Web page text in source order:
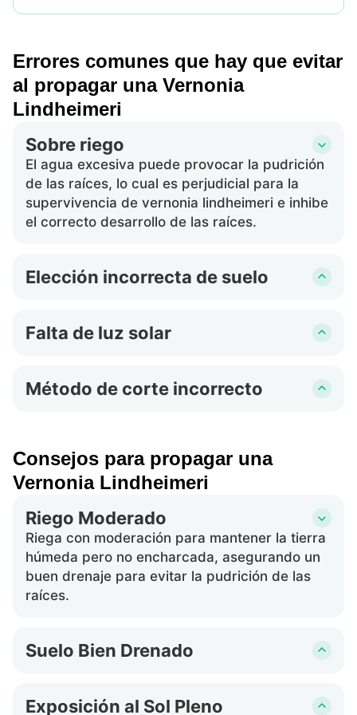
Errores comunes que hay que evitar
al propagar una Vernonia
Lindheimeri
Sobre riego
El agua excesiva puede provocar la pudrición
de las raíces, lo cual es perjudicial para la
supervivencia de vernonia lindheimeri e inhibe
el correcto desarrollo de las raíces.
Elección incorrecta de suelo
establecimiento apropiado.
Falta de luz solar
óptimo, y la luz insuficiente puede frenar su
Método de corte incorrecto
esenciales para el nuevo crecimiento.
Consejos para propagar una
Vernonia Lindheimeri
Riego Moderado
Riega con moderación para mantener la tierra
húmeda pero no encharcada, asegurando un
buen drenaje para evitar la pudrición de las
raíces.
Suelo Bien Drenado
para promover un crecimiento saludable de
Exposición al Sol Pleno